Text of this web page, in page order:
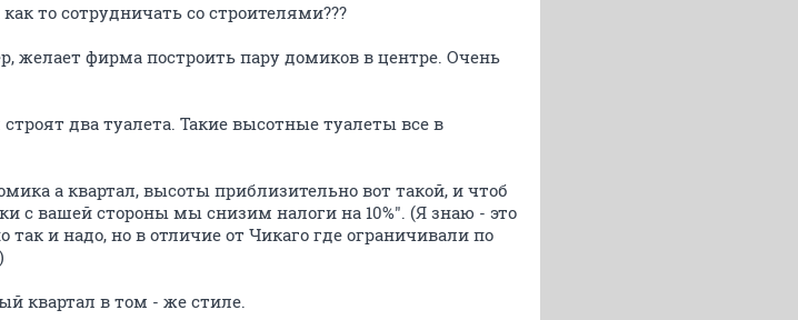
то сотрудничать со строителями???
желает фирма построить пару домиков в центре. Очень
два туалета. Такие высотные туалеты все в
а квартал, высоты приблизительно вот такой, и чтоб
с вашей стороны мы снизим налоги на 10%". (Я знаю - это
и надо, но в отличие от Чикаго где ограничивали по
квартал в том - же стиле.